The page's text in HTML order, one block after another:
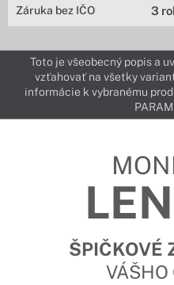
Záruka bez IČO 3
Toto je všeobecný popis a
vzťahovať na všetky
informácie k vybranému
ŠPIČKOVÉ
VÁŠHO